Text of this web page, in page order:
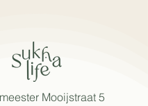
Mooijstraat 5